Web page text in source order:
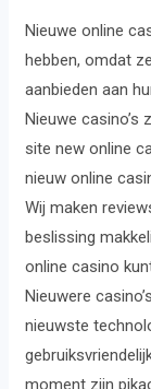
Nieuwe online
hebben, omdat
aanbieden aan
Nieuwe casino’s
site new online
nieuw online
Wij maken
beslissing
online casino
Nieuwere
nieuwste
moment zijn